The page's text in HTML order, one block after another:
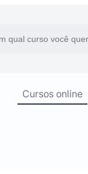
Cursos online